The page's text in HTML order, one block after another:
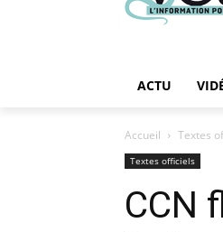
ACTU
Accueil Textes
Textes officiels
CCN